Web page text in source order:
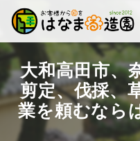
大和高田市、
剪定、伐採、
業を頼むなら